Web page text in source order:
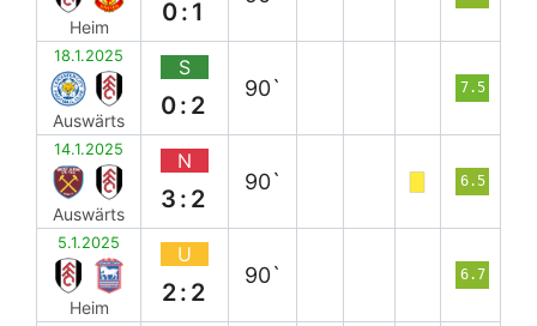
Heim
0:1
18.1.2025
Auswärts
S
0:2
90` 7.5
14.1.2025
Auswärts
N
3:2
90` 6.5
5.1.2025
Heim
U
2:2
90` 6.7